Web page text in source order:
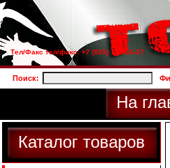
Тел/Факс тел/факс: +7 (925) 733-66-27
Поиск:
На
Каталог товаров